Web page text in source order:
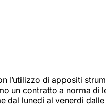
l’utilizzo di appositi
un contratto a norma
lunedì al venerdì